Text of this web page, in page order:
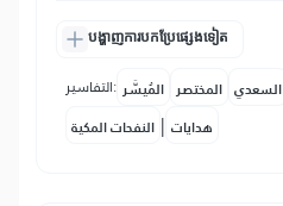
បង្ហាញការបកប្រែផ្សេងទៀត
التفاسير: المُيسَّر المختصر السعدي
النفحات المكية | هدايات